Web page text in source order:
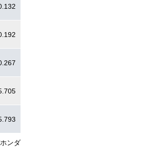
ホンダ